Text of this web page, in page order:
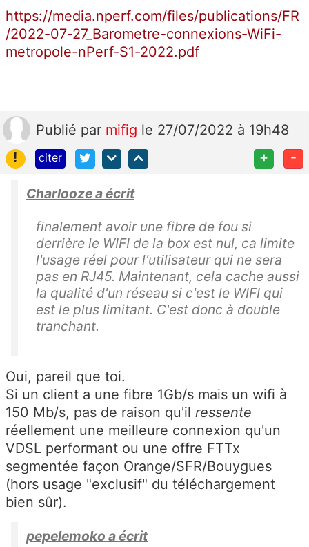
https://media.nperf.com/files/publications/FR
/2022-07-27_Barometre-connexions-WiFi-
metropole-nPerf-S1-2022.pdf
Publié par mifig le 27/07/2022 à 19h48
!
citer + -
Charlooze a écrit
finalement avoir une fibre de fou si
derrière le WIFI de la box est nul, ca limite
l'usage réel pour l'utilisateur qui ne sera
pas en RJ45. Maintenant, cela cache aussi
la qualité d'un réseau si c'est le WIFI qui
est le plus limitant. C'est donc à double
tranchant.
Oui, pareil que toi.
Si un client a une fibre 1Gb/s mais un wifi à
150 Mb/s, pas de raison qu'il ressente
réellement une meilleure connexion qu'un
VDSL performant ou une offre FTTx
segmentée façon Orange/SFR/Bouygues
(hors usage "exclusif" du téléchargement
bien sûr).
pepelemoko a écrit